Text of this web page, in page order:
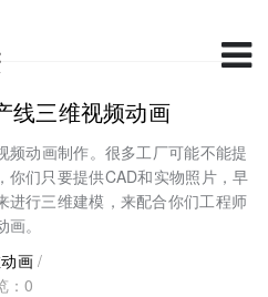
线三维视频动画
频动画制作。很多工厂可能不能提
你们只要提供CAD和实物照片，早
进行三维建模，来配合你们工程师
。
画/
：0